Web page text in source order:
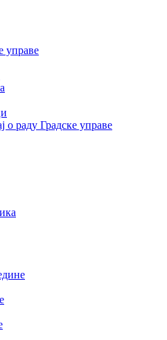
управе
о раду Градске управе